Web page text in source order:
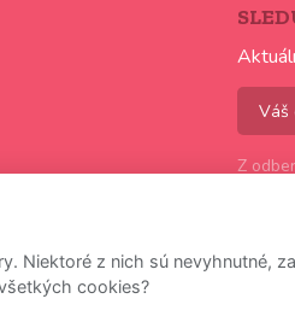
Z
Niektoré z nich sú nevyhnutné,
cookies?